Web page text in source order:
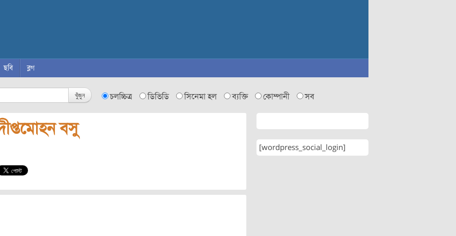
ছবি ব্লগ
খুঁজুন চলচ্চিত্র ডিভিডি সিনেমা হল ব্যক্তি কোম্পানী সব
বসু
[wordpress_social_login]